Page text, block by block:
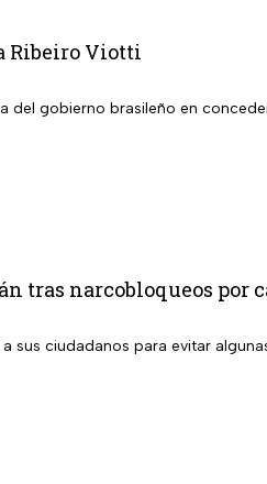
Ribeiro Viotti
del gobierno brasileño en
tras narcobloqueos por
sus ciudadanos para evitar